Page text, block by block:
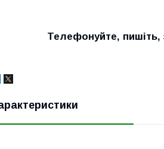
Телефонуйте,